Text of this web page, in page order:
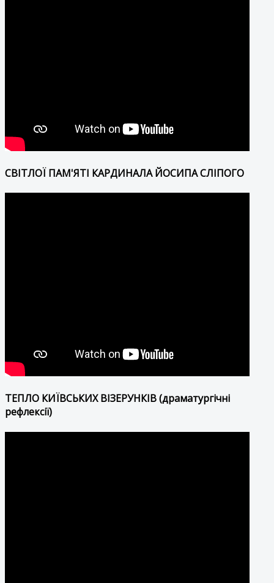
СВІТЛОЇ ПАМ'ЯТІ КАРДИНАЛА ЙОСИПА СЛІПОГО
ТЕПЛО КИЇВСЬКИХ ВІЗЕРУНКІВ (драматургічні
рефлексії)